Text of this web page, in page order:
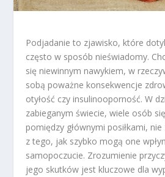
Podjadanie to zjawisko, które
często w sposób nieświadomy.
się niewinnym nawykiem, w
sobą poważne konsekwencje
otyłość czy insulinooporność. W
zabieganym świecie, wiele osób
pomiędzy głównymi posiłkami,
z tego, jak szybko mogą one
samopoczucie. Zrozumienie
jego skutków jest kluczowe dla